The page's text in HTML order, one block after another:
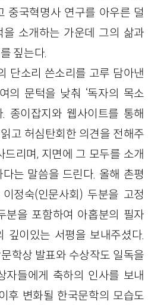
중국혁명사 연구를 아우른 덜
을 소개하는 가운데 그의 삶과
짚는다.
단소리 쓴소리를 고루 담아낸
의 문턱을 낮춰 ‘독자의 목소
. 종이잡지와 웹사이트를 통해
읽고 허심탄회한 의견을 전해주
드리며, 지면에 그 모두를 소개
는 말씀을 드린다. 올해 촌평
이정숙(인문사회) 두분을 고정
분을 포함하여 아홉분의 필자
깊이있는 서평을 보내주셨다.
학상 발표와 수상작도 일독을
자들에게 축하의 인사를 보내
후 변화될 한국문학의 모습도